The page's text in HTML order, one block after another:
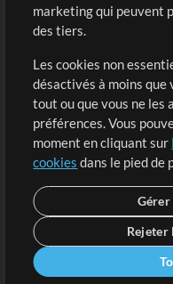
Contenu gratuit
Demander les pistes
Extras
Sessions
Soumettre votre contenu
Listes de lecture
Conférence MT
marketing qui peuvent
des tiers.
Les cookies non
désactivés à moins
tout ou que vous ne les
préférences. Vous
moment en cliquant sur
cookies dans le pied de
Gérer
Rejeter